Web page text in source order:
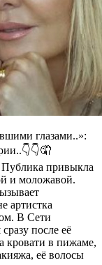
глазами..»:
Публика привыкла
и моложавой.
артистка
В Сети
после её
кровати в пижаме,
её волосы